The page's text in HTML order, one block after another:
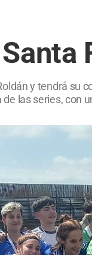
y tendrá
las series, con